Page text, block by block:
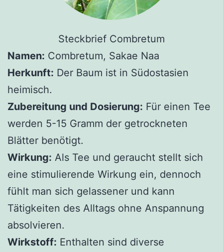
Steckbrief Combretum
Namen: Combretum, Sakae Naa
Herkunft: Der Baum ist in Südostasien
heimisch.
Zubereitung und Dosierung: Für einen Tee
werden 5-15 Gramm der getrockneten
Blätter benötigt.
Wirkung: Als Tee und geraucht stellt sich
eine stimulierende Wirkung ein, dennoch
fühlt man sich gelassener und kann
Tätigkeiten des Alltags ohne Anspannung
absolvieren.
Wirkstoff: Enthalten sind diverse